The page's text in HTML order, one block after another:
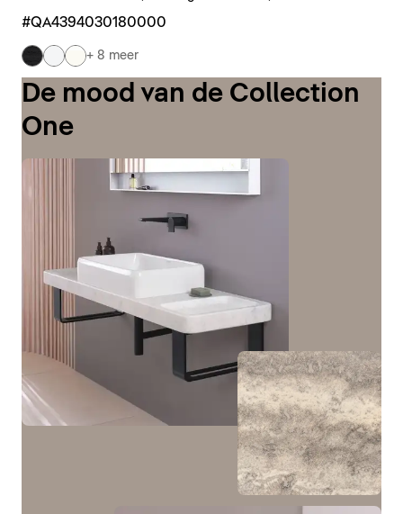
#QA4394030180000
+ 8 meer
De mood van de Collection
One